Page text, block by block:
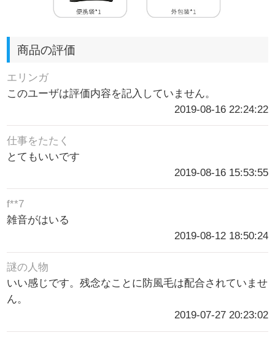
商品の評価
エリンガ
このユーザは評価内容を記入していません。
2019-08-16 22:24:22
仕事をたたく
とてもいいです
2019-08-16 15:53:55
f**7
雑音がはいる
2019-08-12 18:50:24
謎の人物
いい感じです。残念なことに防風毛は配合されていませ
ん。
2019-07-27 20:23:02